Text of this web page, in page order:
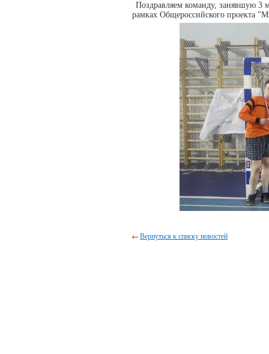
Поздравляем команду, занявшую 3
рамках Общероссийского проекта
Вернуться к списку новостей